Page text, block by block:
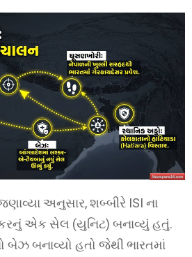
અનુસાર, શબ્બીરે ISI ના
એક સેલ (યુનિટ) બનાવ્યું હતું.
બેઝ બનાવ્યો હતો જેથી ભારતમાં